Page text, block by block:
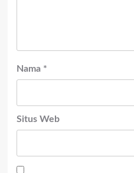
Nama *
Situs Web